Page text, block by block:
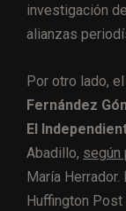
investigación
alianzas
Por otro lado,
Fernández
El
Abadillo, según
María
Huffington